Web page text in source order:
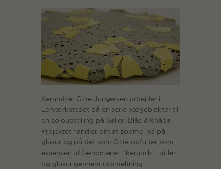
Keramiker Gitte Jungersen arbejder i
Lerværkstedet på en serie vægobjekter til
en soloudstilling på Galleri Blås & Knåda.
Projektet handler om at zoome ind på
glasur og på det som Gitte opfatter som
essensen af fænomenet ”keramik”: at ler
og glasur gennem udsmeltning